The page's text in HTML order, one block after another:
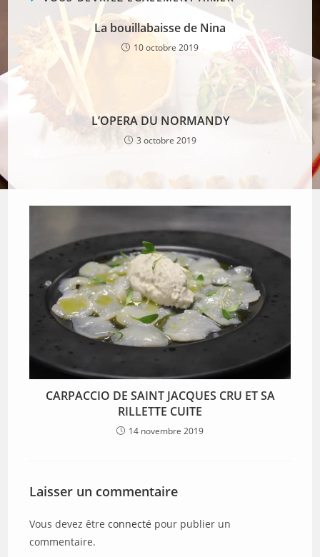
La bouillabaisse de Nina
10 octobre 2019
L’OPERA DU NORMANDY
3 octobre 2019
CARPACCIO DE SAINT JACQUES CRU ET SA
RILLETTE CUITE
14 novembre 2019
Laisser un commentaire
Vous devez êtreconnecté pour publier un
commentaire.